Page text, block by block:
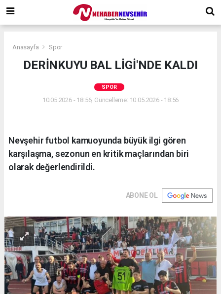
Anasayfa Spor
DERİNKUYU BAL LİGİ'NDE KALDI
SPOR
10.05.2026 - 18:56, Güncelleme: 10.05.2026 - 18:56
Nevşehir futbol kamuoyunda büyük ilgi gören
karşılaşma, sezonun en kritik maçlarından biri
olarak değerlendirildi.
ABONE OL